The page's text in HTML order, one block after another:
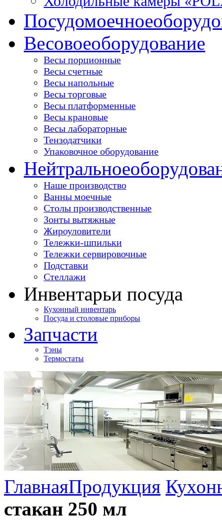
Посудомоечное
Весовоеоборудование
Весы порционные
Весы счетные
Весы напольные
Весы торговые
Весы платформенные
Весы крановые
Весы лабораторные
Тензодатчики
Упаковочное оборудование
Нейтральное
Наше производство
Ванны моечные
Столы производственные
Зонты вытяжные
Жироуловители
Тележки-шпильки
Тележки сервировочные
Подставки
Стеллажи
Инвентарьи посуда
Кухонный инвентарь
Посуда и столовые приборы
Запчасти
Тэны
Термостаты
ГлавнаяПродукция
стакан 250 мл